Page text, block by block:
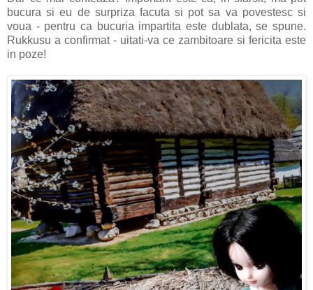
bucura si eu de surpriza facuta si pot sa va povestesc si
voua - pentru ca bucuria impartita este dublata, se spune.
Rukkusu a confirmat - uitati-va ce zambitoare si fericita este
in poze!